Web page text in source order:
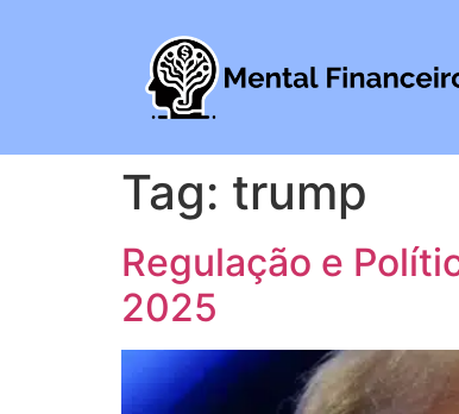
Tag: trump
Regulação e
2025